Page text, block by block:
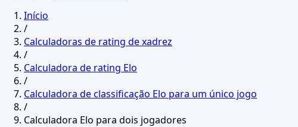
Início
/
Calculadoras de rating de xadrez
/
Calculadora de rating Elo
/
Calculadora de classificação Elo para um único jogo
/
Calculadora Elo para dois jogadores